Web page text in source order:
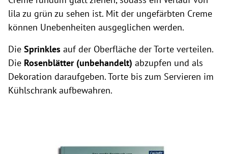
lila zu grün zu sehen ist. Mit der ungefärbten Creme
können Unebenheiten ausgeglichen werden.
Die Sprinkles auf der Oberfläche der Torte verteilen.
Die Rosenblätter (unbehandelt) abzupfen und als
Dekoration daraufgeben. Torte bis zum Servieren im
Kühlschrank aufbewahren.